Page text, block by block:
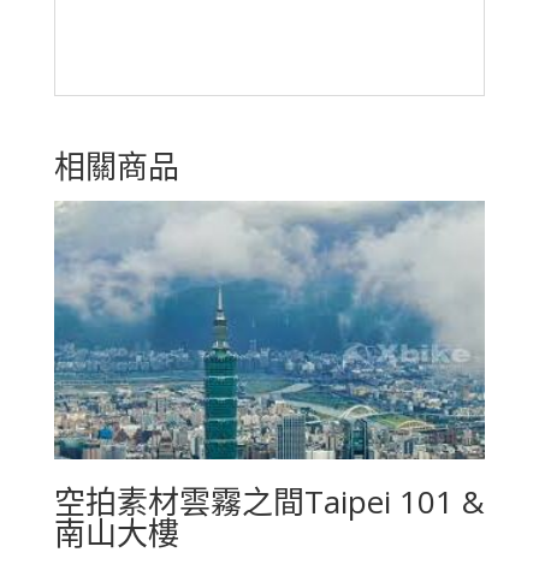
相關商品
空拍素材雲霧之間Taipei 101 &
南山大樓